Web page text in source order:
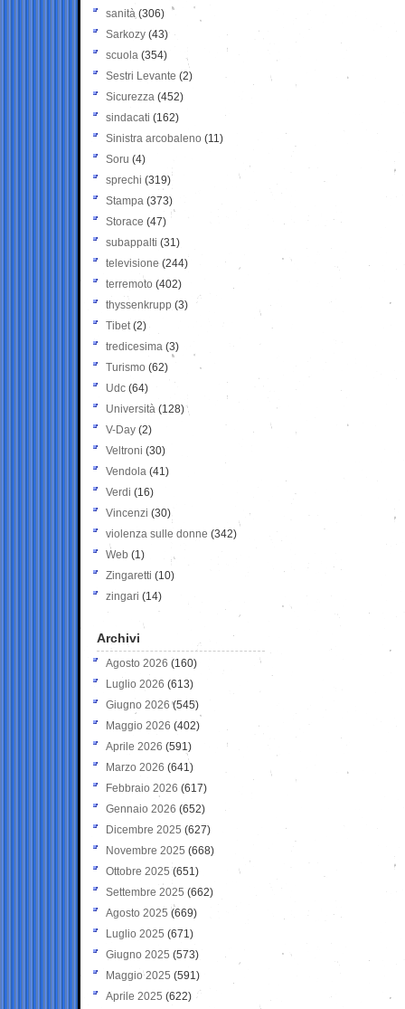
sanità (306)
Sarkozy (43)
scuola (354)
Sestri Levante (2)
Sicurezza (452)
sindacati (162)
Sinistra arcobaleno (11)
Soru (4)
sprechi (319)
Stampa (373)
Storace (47)
subappalti (31)
televisione(244)
terremoto (402)
thyssenkrupp (3)
Tibet(2)
tredicesima (3)
Turismo (62)
Udc (64)
Università (128)
V-Day (2)
Veltroni (30)
Vendola (41)
Verdi (16)
Vincenzi (30)
violenza sulle donne (342)
Web (1)
Zingaretti (10)
zingari (14)
Archivi
Agosto 2026 (160)
Luglio 2026 (613)
Giugno 2026 (545)
Maggio 2026 (402)
Aprile 2026 (591)
Marzo 2026 (641)
Febbraio 2026 (617)
Gennaio 2026 (652)
Dicembre 2025 (627)
Novembre 2025 (668)
Ottobre 2025 (651)
Settembre 2025 (662)
Agosto 2025 (669)
Luglio 2025 (671)
Giugno 2025 (573)
Maggio 2025 (591)
Aprile 2025 (622)